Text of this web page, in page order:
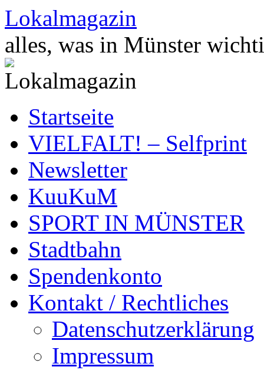
Zum
Inhalt
springen
Lokalmagazin
alles, was in Münster
Startseite
VIELFALT! – Selfprint
Newsletter
KuuKuM
SPORT IN MÜNSTER
Stadtbahn
Spendenkonto
Kontakt / Rechtliches
Datenschutzerklärung
Impressum